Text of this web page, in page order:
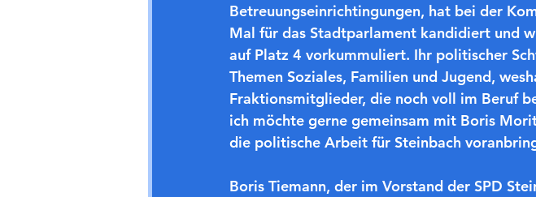
Betreuungseinrichtingungen, hat bei der
Mal für das Stadtparlament kandidiert und
auf Platz 4 vorkummuliert. Ihr politischer
Themen Soziales, Familien und Jugend,
Fraktionsmitglieder, die noch voll im Beruf
ich möchte gerne gemeinsam mit Boris
die politische Arbeit für Steinbach
Boris Tiemann, der im Vorstand der SPD